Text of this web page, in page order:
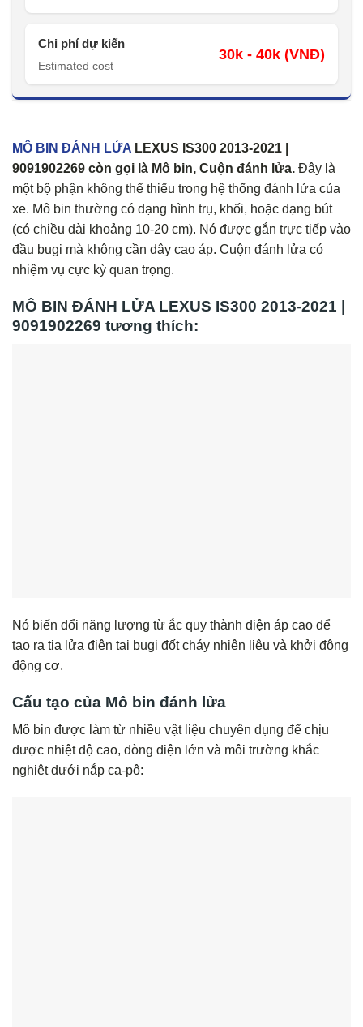
Chi phí dự kiến
Estimated cost
30k - 40k (VNĐ)
MÔ BIN ĐÁNH LỬA LEXUS IS300 2013-2021 |
9091902269 còn gọi là Mô bin, Cuộn đánh lửa. Đây là
một bộ phận không thể thiếu trong hệ thống đánh lửa của
xe. Mô bin thường có dạng hình trụ, khối, hoặc dạng bút
(có chiều dài khoảng 10-20 cm). Nó được gắn trực tiếp vào
đầu bugi mà không cần dây cao áp. Cuộn đánh lửa có
nhiệm vụ cực kỳ quan trọng.
MÔ BIN ĐÁNH LỬA LEXUS IS300 2013-2021 |
9091902269 tương thích:
Nó biến đổi năng lượng từ ắc quy thành điện áp cao để
tạo ra tia lửa điện tại bugi đốt cháy nhiên liệu và khởi động
động cơ.
Cấu tạo của Mô bin đánh lửa
Mô bin được làm từ nhiều vật liệu chuyên dụng để chịu
được nhiệt độ cao, dòng điện lớn và môi trường khắc
nghiệt dưới nắp ca-pô: